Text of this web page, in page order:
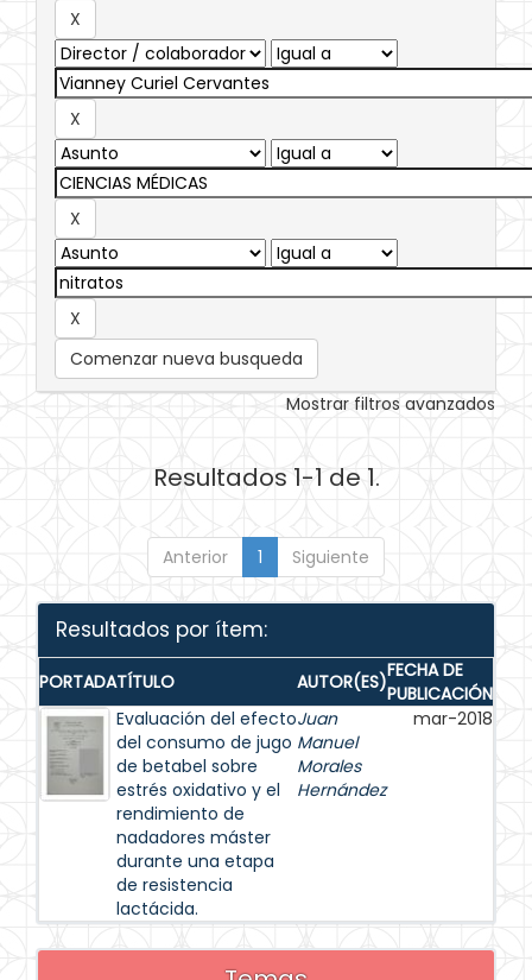
Comenzar nueva busqueda
Mostrar filtros avanzados
Resultados 1-1 de 1.
Anterior 1 Siguiente
Resultados por ítem:
PORTADATÍTULO AUTOR(ES)FECHA DE
PUBLICACIÓN
Evaluación del efecto
del consumo de jugo
de betabel sobre
estrés oxidativo y el
rendimiento de
nadadores máster
durante una etapa
de resistencia
lactácida.
Juan
Manuel
Morales
Hernández
mar-2018